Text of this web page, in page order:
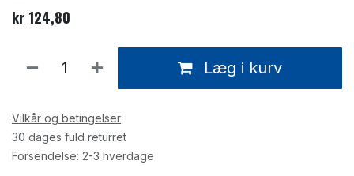
kr 124,80
Læg i kurv
Vilkår og betingelser
30 dages fuld returret
Forsendelse: 2-3 hverdage